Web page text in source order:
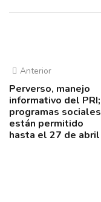
Anterior
Perverso, manejo
informativo del PRI;
programas sociales
están permitido
hasta el 27 de abril